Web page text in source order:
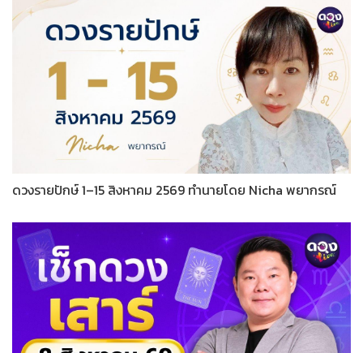
ดวงรายปักษ์ 1–15 สิงหาคม 2569 ทำนายโดย Nicha พยากรณ์